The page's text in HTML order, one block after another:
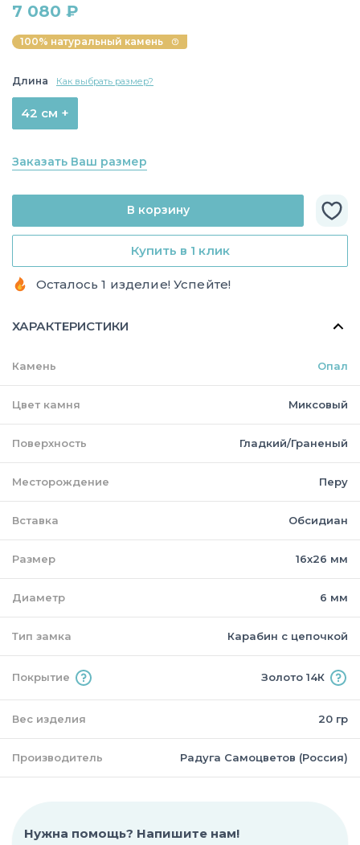
7 080 ₽
100% натуральный камень
Длина Как выбрать размер?
42 см +
Заказать Ваш размер
Купить в 1 клик
В корзину
Осталось 1 изделие! Успейте!
ХАРАКТЕРИСТИКИ
Камень Опал
Цвет камня Миксовый
Поверхность Гладкий/Граненый
Месторождение Перу
Вставка Обсидиан
Размер 16х26 мм
Диаметр 6 мм
Тип замка Карабин с цепочкой
Покрытие Золото 14К
Вес изделия 20 гр
Производитель Радуга Самоцветов (Россия)
Нужна помощь? Напишите нам!